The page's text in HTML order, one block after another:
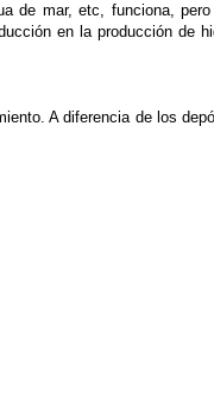
de mar, etc, funciona,
en la producción de
A diferencia de los